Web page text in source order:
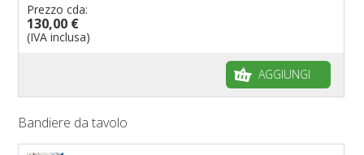
Prezzo cda:
130,00 €
(IVA inclusa)
AGGIUNGI
Bandiere da tavolo